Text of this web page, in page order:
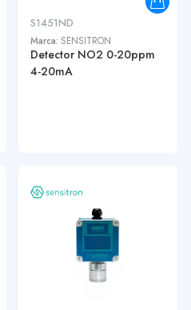
S1451ND
Marca: SENSITRON
Detector NO2 0-20ppm
4-20mA